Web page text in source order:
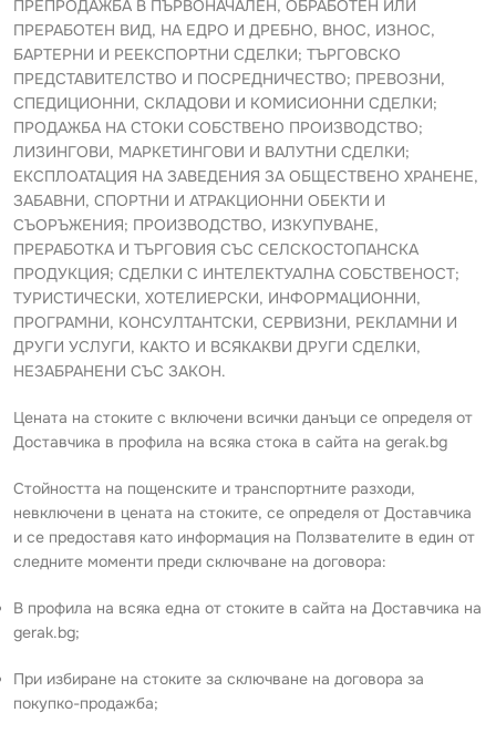
ПРЕПРОДАЖБА В ПЪРВОНАЧАЛЕН, ОБРАБОТЕН ИЛИ
ПРЕРАБОТЕН ВИД, НА ЕДРО И ДРЕБНО, ВНОС, ИЗНОС,
БАРТЕРНИ И РЕЕКСПОРТНИ СДЕЛКИ; ТЪРГОВСКО
ПРЕДСТАВИТЕЛСТВО И ПОСРЕДНИЧЕСТВО; ПРЕВОЗНИ,
СПЕДИЦИОННИ, СКЛАДОВИ И КОМИСИОННИ СДЕЛКИ;
ПРОДАЖБА НА СТОКИ СОБСТВЕНО ПРОИЗВОДСТВО;
ЛИЗИНГОВИ, МАРКЕТИНГОВИ И ВАЛУТНИ СДЕЛКИ;
ЕКСПЛОАТАЦИЯ НА ЗАВЕДЕНИЯ ЗА ОБЩЕСТВЕНО ХРАНЕНЕ,
ЗАБАВНИ, СПОРТНИ И АТРАКЦИОННИ ОБЕКТИ И
СЪОРЪЖЕНИЯ; ПРОИЗВОДСТВО, ИЗКУПУВАНЕ,
ПРЕРАБОТКА И ТЪРГОВИЯ СЪС СЕЛСКОСТОПАНСКА
ПРОДУКЦИЯ; СДЕЛКИ С ИНТЕЛЕКТУАЛНА СОБСТВЕНОСТ;
ТУРИСТИЧЕСКИ, ХОТЕЛИЕРСКИ, ИНФОРМАЦИОННИ,
ПРОГРАМНИ, КОНСУЛТАНТСКИ, СЕРВИЗНИ, РЕКЛАМНИ И
ДРУГИ УСЛУГИ, КАКТО И ВСЯКАКВИ ДРУГИ СДЕЛКИ,
НЕЗАБРАНЕНИ СЪС ЗАКОН.
Цената на стоките с включени всички данъци се определя от
Доставчика в профила на всяка стока в сайта на gerak.bg
Стойността на пощенските и транспортните разходи,
невключени в цената на стоките, се определя от Доставчика
и се предоставя като информация на Ползвателите в един от
следните моменти преди сключване на договора:
В профила на всяка една от стоките в сайта на Доставчика на
gerak.bg;
При избиране на стоките за сключване на договора за
покупко-продажба;